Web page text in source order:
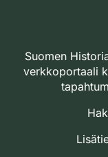
Suomen
verkkoportaali